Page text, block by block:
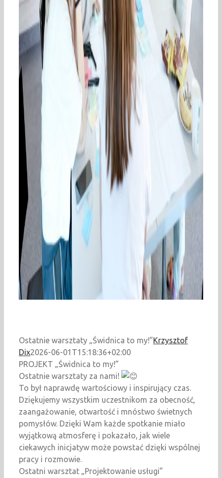
Ostatnie warsztaty „Świdnica to my!”Krzysztof
Dix2026-06-01T15:18:36+02:00
PROJEKT „Świdnica to my!”
Ostatnie warsztaty za nami!
To był naprawdę wartościowy i inspirujący czas.
Dziękujemy wszystkim uczestnikom za obecność,
zaangażowanie, otwartość i mnóstwo świetnych
pomysłów. Dzięki Wam każde spotkanie miało
wyjątkową atmosferę i pokazało, jak wiele
ciekawych inicjatyw może powstać dzięki wspólnej
pracy i rozmowie.
Ostatni warsztat „Projektowanie usługi”